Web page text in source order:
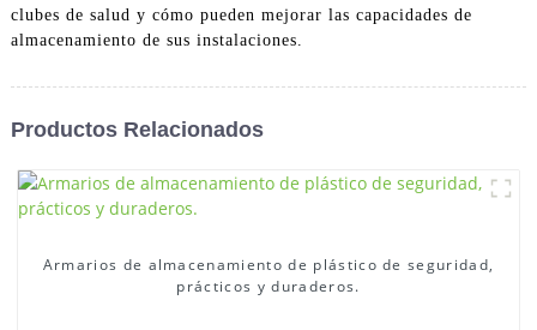
clubes de salud y cómo pueden mejorar las capacidades de
almacenamiento de sus instalaciones.
Productos Relacionados
Armarios de almacenamiento de plástico de seguridad,
prácticos y duraderos.